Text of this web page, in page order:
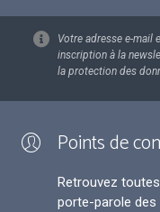
Votre adresse e-mail
inscription à la
la protection des
Points de
Retrouvez
porte-parole